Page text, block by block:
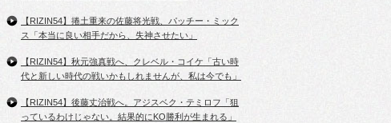
【RIZIN54】捲土重来の佐藤将光戦、パッチー・ミック
ス「本当に良い相手だから、失神させたい」
【RIZIN54】秋元強真戦へ、クレベル・コイケ「古い時
代と新しい時代の戦いかもしれませんが、私は今でも」
【RIZIN54】後藤丈治戦へ。アジスベク・テミロフ「狙
っているわけじゃない。結果的にKO勝利が生まれる」